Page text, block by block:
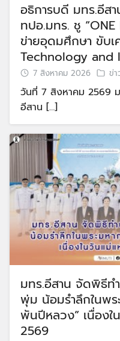
อธิการบดี มทร.อีสา
ทปอ.มทร. ชู “ONE
ข่ายอุดมศึกษา ขับ
Technology and
7 สิงหาคม 2026 ข่
วันที่ 7 สิงหาคม 2569 ม
อีสาน […]
มทร.อีสาน จัดพิธีท
พุ่ม น้อมรำลึกในพ
พันปีหลวง” เนื่องใ
2569